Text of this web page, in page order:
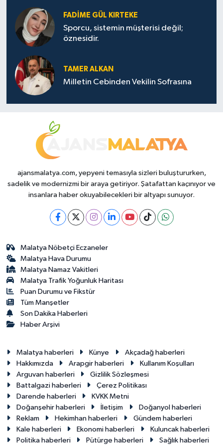
FADIME GÜL KIRTEKE
Sporcu, sistemin müşterisi değil;
öznesidir.
TAMER ALKAN
Milletin Cebinden Vekilin Sofrasına
ajansmalatya.com, yepyeni temasıyla sizleri buluştururken,
sadelik ve modernizmi bir araya getiriyor. Şatafattan kaçınıyor ve
insanlara haber okuyabilecekleri bir altyapı sunuyor.
Malatya Nöbetçi Eczaneler
Malatya Hava Durumu
Malatya Namaz Vakitleri
Malatya Trafik Yoğunluk Haritası
Puan Durumu ve Fikstür
Tüm Manşetler
Son Dakika Haberleri
Haber Arşivi
Malatya haberleri Künye
Akçadağ haberleri
Hakkımızda
Arapgir haberleri
Kullanım Koşulları
Arguvan haberleri
Gizlilik Sözleşmesi
Battalgazi haberleri
Çerez Politikası
Darende haberleri
KVKK Metni
Doğanşehir haberleri
İletişim
Doğanyol haberleri
Reklam
Hekimhan haberleri
Gündem haberleri
Kale haberleri
Ekonomi haberleri
Kuluncak haberleri
Politika haberleri
Pütürge haberleri Sağlık haberleri
Politika
Sağlık
Spor
Teknoloji
Yaşam